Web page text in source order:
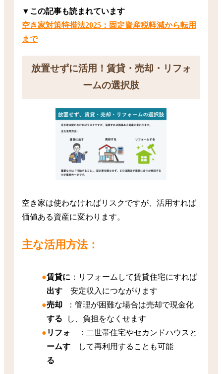
▼この記事も読まれています
空き家対策特措法2025：固定資産税軽減から転用
まで
放置せずに活用！賃貸・売却・リフォ
ームの選択肢
空き家は使わなければリスクですが、活用すれば
価値ある資産に変わります。
主な活用方法：
賃貸に
出す
：リフォームして賃貸住宅にすれば
安定収入につながります
売却
する
：管理が困難な場合は売却で現金化
し、負担をなくせます
リフォ
ームす
る
：二世帯住宅やセカンドハウスと
して再利用することも可能